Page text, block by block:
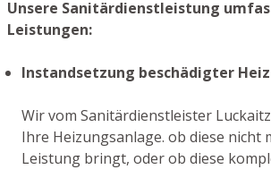
Unsere Sanitärdienstleistung
Leistungen:
Instandsetzung beschädigter
Wir vom Sanitärdienstleister
Ihre Heizungsanlage. ob diese nicht
Leistung bringt, oder ob diese